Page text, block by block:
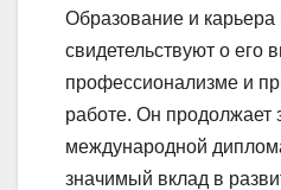
Образование и
свидетельствуют о его
профессионализме и
работе. Он продолжает
международной
значимый вклад в